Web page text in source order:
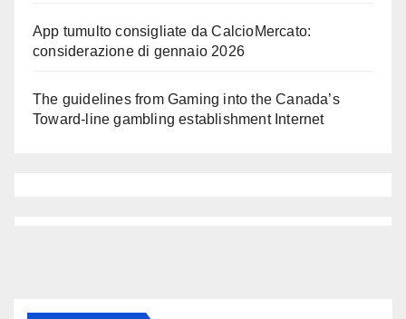
App tumulto consigliate da CalcioMercato:
considerazione di gennaio 2026
The guidelines from Gaming into the Canada’s
Toward-line gambling establishment Internet